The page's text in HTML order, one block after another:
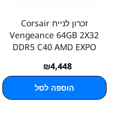
זכרון לנייח Corsair
Vengeance 64GB 2X32
DDR5 C40 AMD EXPO
₪4,448
הוספה לסל